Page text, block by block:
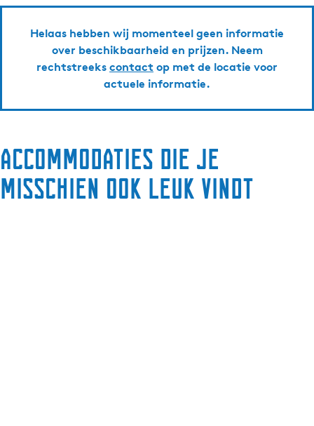
Helaas hebben wij momenteel geen informatie
over beschikbaarheid en prijzen. Neem
rechtstreeks contact op met de locatie voor
actuele informatie.
Accommodaties die je
misschien ook leuk vindt